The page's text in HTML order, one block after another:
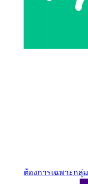
ต้องการเฉพาะกลุ่ม